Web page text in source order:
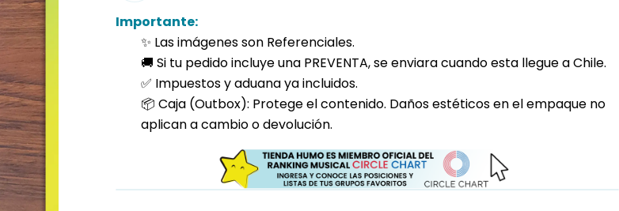
Importante:
✨ Las imágenes son Referenciales.
🚚 Si tu pedido incluye una PREVENTA, se enviara cuando esta llegue a Chile.
✅ Impuestos y aduana ya incluidos.
📦 Caja (Outbox): Protege el contenido. Daños estéticos en el empaque no
aplican a cambio o devolución.